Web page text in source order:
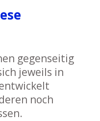
gegenseitig
jeweils in
noch